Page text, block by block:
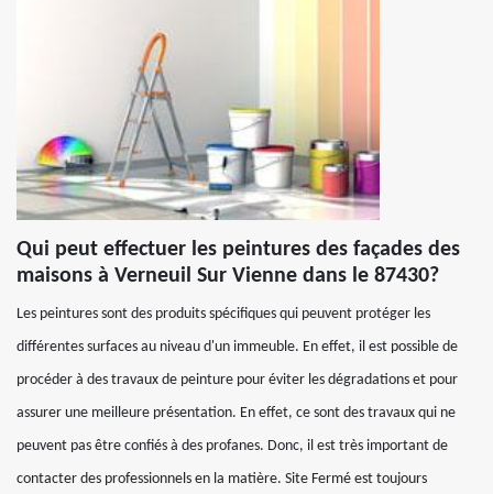
Qui peut effectuer les peintures des façades des
maisons à Verneuil Sur Vienne dans le 87430?
Les peintures sont des produits spécifiques qui peuvent protéger les
différentes surfaces au niveau d'un immeuble. En effet, il est possible de
procéder à des travaux de peinture pour éviter les dégradations et pour
assurer une meilleure présentation. En effet, ce sont des travaux qui ne
peuvent pas être confiés à des profanes. Donc, il est très important de
contacter des professionnels en la matière. Site Fermé est toujours